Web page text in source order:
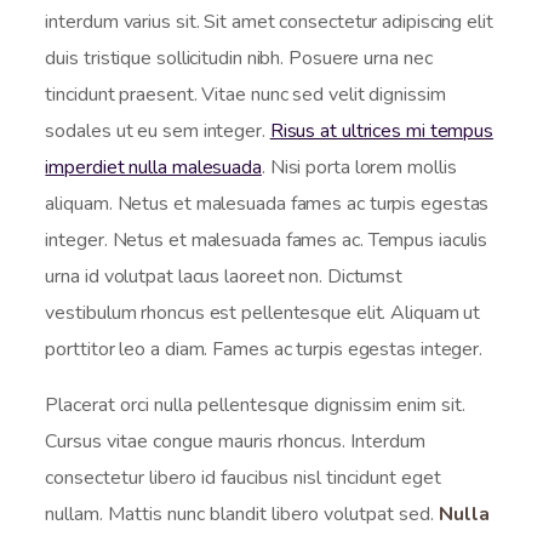
interdum varius sit. Sit amet consectetur adipiscing elit
duis tristique sollicitudin nibh. Posuere urna nec
tincidunt praesent. Vitae nunc sed velit dignissim
sodales ut eu sem integer. Risus at ultrices mi tempus
imperdiet nulla malesuada. Nisi porta lorem mollis
aliquam. Netus et malesuada fames ac turpis egestas
integer. Netus et malesuada fames ac. Tempus iaculis
urna id volutpat lacus laoreet non. Dictumst
vestibulum rhoncus est pellentesque elit. Aliquam ut
porttitor leo a diam. Fames ac turpis egestas integer.
Placerat orci nulla pellentesque dignissim enim sit.
Cursus vitae congue mauris rhoncus. Interdum
consectetur libero id faucibus nisl tincidunt eget
nullam. Mattis nunc blandit libero volutpat sed. Nulla